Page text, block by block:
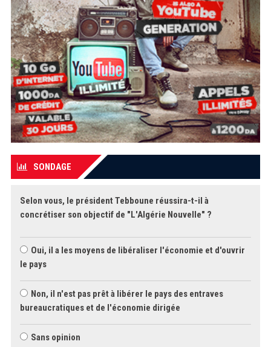
SONDAGE
Selon vous, le président Tebboune réussira-t-il à
concrétiser son objectif de "L'Algérie Nouvelle" ?
Oui, il a les moyens de libéraliser l'économie et d'ouvrir
le pays
Non, il n'est pas prêt à libérer le pays des entraves
bureaucratiques et de l'économie dirigée
Sans opinion